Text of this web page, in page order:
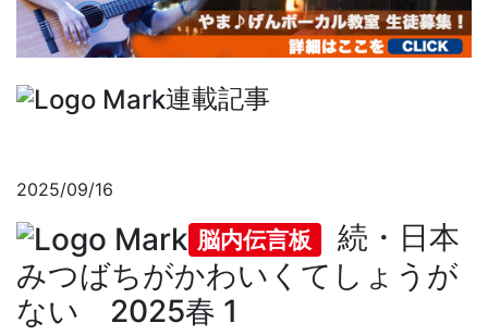
連載記事
2025/09/16
脳内伝言板
続・日本
みつばちがかわいくてしょうが
ない 2025春 1